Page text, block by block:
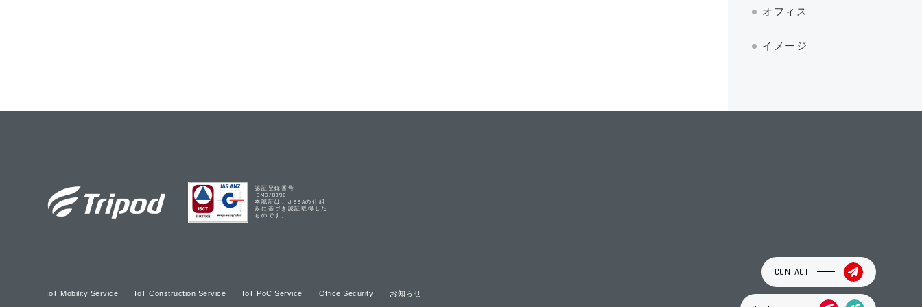
オフィス
イメージ
認証登録番号
ISMS/0393
本認証は、JISSAの仕組
みに基づき認証取得した
ものです。
IoT Mobility Service IoT Construction Service IoT PoC Service Office Security お知らせ
CONTACT